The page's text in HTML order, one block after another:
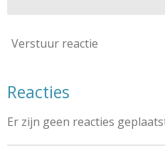
Verstuur reactie
Reacties
Er zijn geen reacties